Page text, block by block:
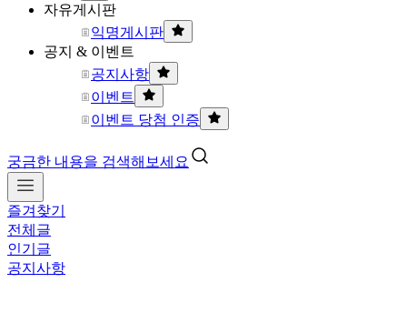
자유게시판
익명게시판
공지 & 이벤트
공지사항
이벤트
이벤트 당첨 인증
궁금한 내용을 검색해보세요
즐겨찾기
전체글
인기글
공지사항